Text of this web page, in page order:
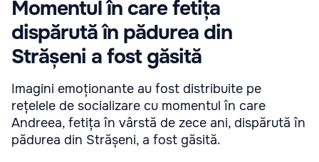
Momentul în care fetița
dispărută în pădurea din
Strășeni a fost găsită
Imagini emoționante au fost distribuite pe
rețelele de socializare cu momentul în care
Andreea, fetița în vârstă de zece ani, dispărută în
pădurea din Strășeni, a fost găsită.